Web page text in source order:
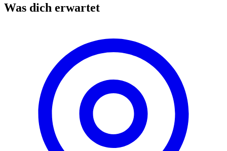
Was dich erwartet